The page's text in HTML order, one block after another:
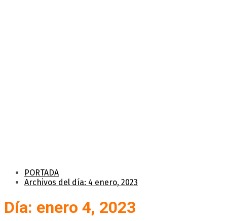
PORTADA
Archivos del día: 4 enero, 2023
Día: enero 4, 2023